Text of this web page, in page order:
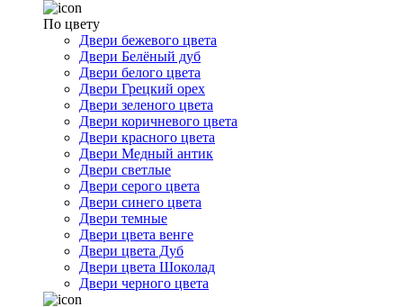
По цвету
Двери бежевого цвета
Двери Белёный дуб
Двери белого цвета
Двери Грецкий орех
Двери зеленого цвета
Двери коричневого цвета
Двери красного цвета
Двери Медный антик
Двери светлые
Двери серого цвета
Двери синего цвета
Двери темные
Двери цвета венге
Двери цвета Дуб
Двери цвета Шоколад
Двери черного цвета